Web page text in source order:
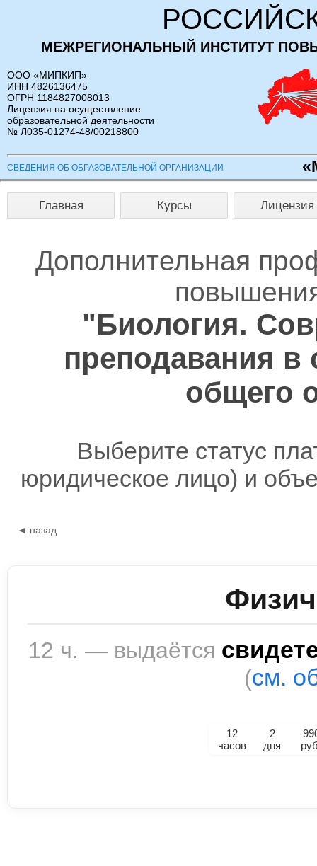
МЕЖРЕГИОНАЛЬНЫЙ ИНСТИТУТ
ООО «МИПКИП»
ИНН 4826136475
ОГРН 1184827008013
Лицензия на осуществление
образовательной деятельности
№ Л035-01274-48/00218800
СВЕДЕНИЯ ОБ ОБРАЗОВАТЕЛЬНОЙ ОРГАНИЗАЦИИ
Главная Курсы Лицензия
Дополнительная
"Биология.
преподавания в
общего
Выберите статус
юридическое лицо) и
◄ назад
12 ч. — выдаётся
(см.
12
часов
2
дня